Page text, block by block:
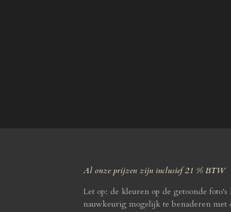
Al onze prijzen zijn inclusief 21 % BTW
Let op: de kleuren op de getoonde
nauwkeurig mogelijk te benaderen met